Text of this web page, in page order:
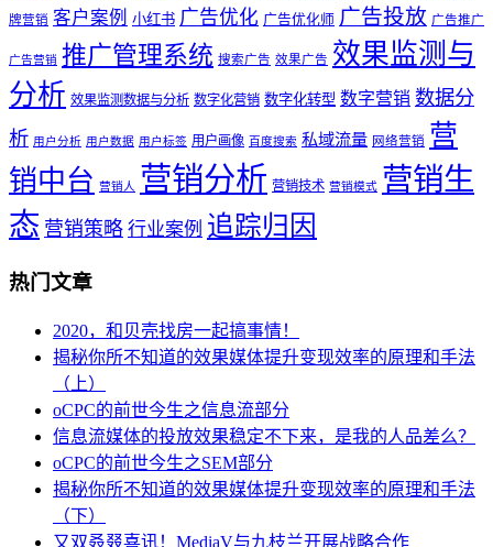
牌营销 客户案例 小红书 广告优化 广告优化师 广告投放 广告推广
广告营销 推广管理系统 搜索广告 效果广告 效果监测与
分析 效果监测数据与分析 数字化营销 数字化转型 数字营销 数据分
析 用户分析 用户数据 用户标签 用户画像 百度搜索 私域流量 网络营销 营
销中台 营销人 营销分析 营销技术 营销模式 营销生
态 营销策略 行业案例 追踪归因
热门文章
2020，和贝壳找房一起搞事情！
揭秘你所不知道的效果媒体提升变现效率的原理和手法
（上）
oCPC的前世今生之信息流部分
信息流媒体的投放效果稳定不下来，是我的人品差么？
oCPC的前世今生之SEM部分
揭秘你所不知道的效果媒体提升变现效率的原理和手法
（下）
又双叒叕喜讯！MediaV与九枝兰开展战略合作